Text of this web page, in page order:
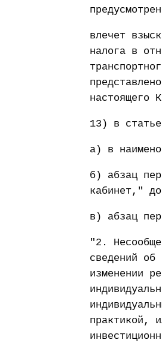
влечет
налога в
настоящего
13) в
а) в
б) абзац
кабинет,"
в) абзац
"2.
сведений
изменении
практикой,